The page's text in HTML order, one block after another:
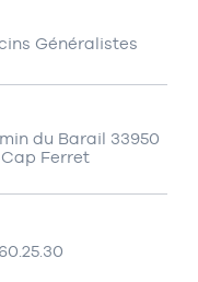
Généralistes
du Barail 33950
Ferret